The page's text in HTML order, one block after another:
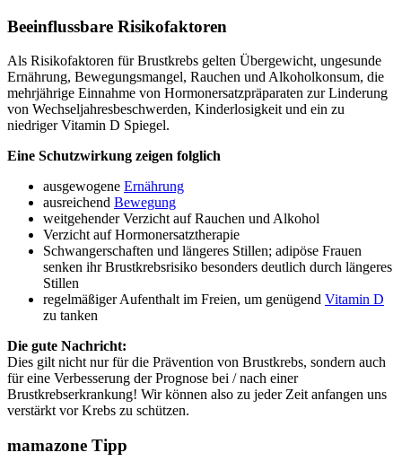
Beeinflussbare Risikofaktoren
Als Risikofaktoren für Brustkrebs gelten Übergewicht, ungesunde
Ernährung, Bewegungsmangel, Rauchen und Alkoholkonsum, die
mehrjährige Einnahme von Hormonersatzpräparaten zur Linderung
von Wechseljahresbeschwerden, Kinderlosigkeit und ein zu
niedriger Vitamin D Spiegel.
Eine Schutzwirkung zeigen folglich
ausgewogene Ernährung
ausreichend Bewegung
weitgehender Verzicht auf Rauchen und Alkohol
Verzicht auf Hormonersatztherapie
Schwangerschaften und längeres Stillen; adipöse Frauen
senken ihr Brustkrebsrisiko besonders deutlich durch längeres
Stillen
regelmäßiger Aufenthalt im Freien, um genügend Vitamin D
zu tanken
Die gute Nachricht:
Dies gilt nicht nur für die Prävention von Brustkrebs, sondern auch
für eine Verbesserung der Prognose bei / nach einer
Brustkrebserkrankung! Wir können also zu jeder Zeit anfangen uns
verstärkt vor Krebs zu schützen.
mamazone Tipp